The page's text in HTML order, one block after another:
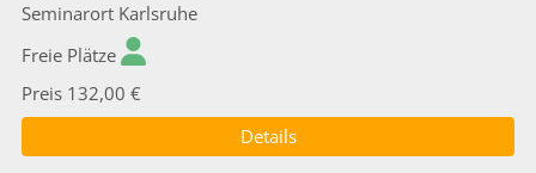
Seminarort Karlsruhe
Freie Plätze
Preis 132,00 €
Details